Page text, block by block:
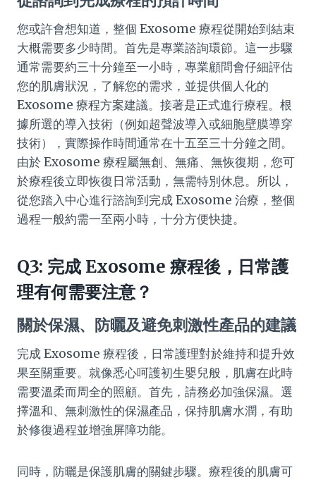
您或許會想知道，整個 Exosome 療程從開始到結束
大概需要多少時間。首先是專業諮詢環節。這一步驟
通常需要約三十分鐘至一小時，專業顧問會仔細評估
您的肌膚狀況，了解您的需求，並提供個人化的
Exosome 療程方案建議。接著是正式進行療程。根
據所選的導入技術（例如超聲波導入或細胞壁膜導穿
技術），實際操作時間通常在十五至三十分鐘之間。
由於 Exosome 療程屬無創、無痛、無恢復期，您可
於療程後立即恢復日常活動，無需特別休息。所以，
從您踏入中心進行諮詢到完成 Exosome 治療，整個
過程一般約需一至兩小時，十分方便快捷。
Q3: 完成 Exosome 療程後，日常護
理有何需要注意？
關於保濕、防曬及避免刺激性產品的建議
完成 Exosome 療程後，日常護理對於維持和提升效
果至關重要。就像悉心呵護初生嬰兒般，肌膚在此時
需要溫柔而周全的照顧。首先，請務必加強保濕。選
擇溫和、無刺激性的保濕產品，保持肌膚水潤，有助
於修復過程並增強屏障功能。
同時，防曬是保護肌膚的關鍵步驟。療程後的肌膚可